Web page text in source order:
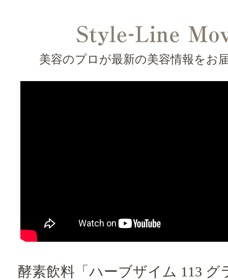
美容のプロが最新の美容情報をお
酵素飲料「ハーブザイム 113 グ